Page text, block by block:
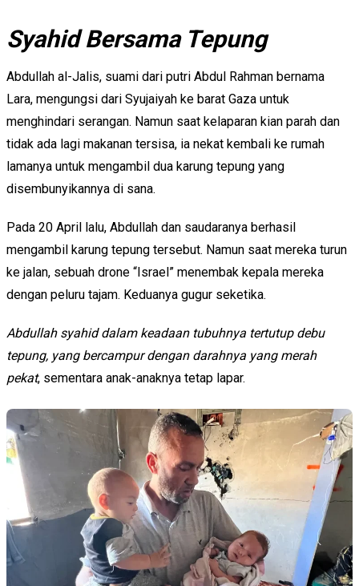
Syahid Bersama Tepung
Abdullah al-Jalis, suami dari putri Abdul Rahman bernama
Lara, mengungsi dari Syujaiyah ke barat Gaza untuk
menghindari serangan. Namun saat kelaparan kian parah dan
tidak ada lagi makanan tersisa, ia nekat kembali ke rumah
lamanya untuk mengambil dua karung tepung yang
disembunyikannya di sana.
Pada 20 April lalu, Abdullah dan saudaranya berhasil
mengambil karung tepung tersebut. Namun saat mereka turun
ke jalan, sebuah drone “Israel” menembak kepala mereka
dengan peluru tajam. Keduanya gugur seketika.
Abdullah syahid dalam keadaan tubuhnya tertutup debu
tepung, yang bercampur dengan darahnya yang merah
pekat, sementara anak-anaknya tetap lapar.